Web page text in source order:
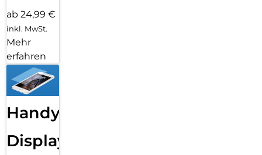
ab 24,99 €
inkl. MwSt.
Mehr
erfahren
Handy
Displayfolie